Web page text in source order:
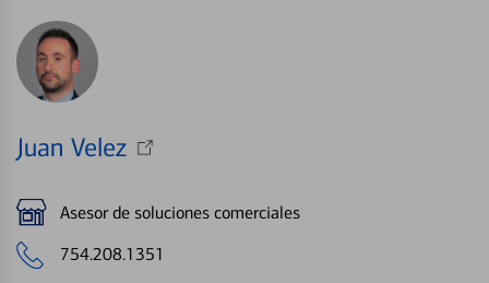
Juan Velez
Asesor de soluciones comerciales
754.208.1351